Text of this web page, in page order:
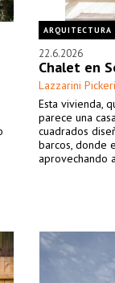
ARQUITECTURA
22.6.2026
Chalet en
Lazzarini
Esta vivienda,
parece una
cuadrados
barcos, donde
aprovechando